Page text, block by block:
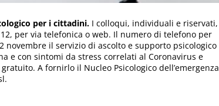
per i cittadini. I colloqui, individuali e riservati,
per via telefonica o web. Il numero di telefono per
novembre il servizio di ascolto e supporto psicologico
e con sintomi da stress correlati al Coronavirus e
A fornirlo il Nucleo Psicologico dell’emergenza